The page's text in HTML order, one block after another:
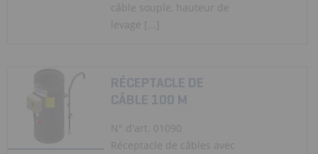
câble souple, hauteur de
levage [...]
RÉCEPTACLE DE
CÂBLE 100 M
N° d'art. 01090
Réceptacle de câbles avec